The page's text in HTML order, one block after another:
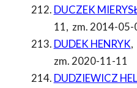
DUCZEK
11, zm. 2014-05-
DUDEK HENRYK,
zm. 2020-11-11
DUDZIEWICZ